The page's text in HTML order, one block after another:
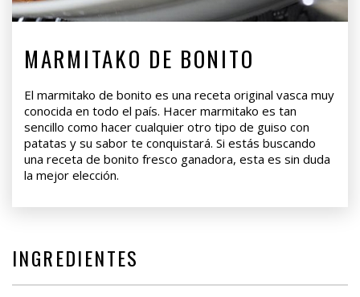
MARMITAKO DE BONITO
El marmitako de bonito es una receta original vasca muy
conocida en todo el país. Hacer marmitako es tan
sencillo como hacer cualquier otro tipo de guiso con
patatas y su sabor te conquistará. Si estás buscando
una receta de bonito fresco ganadora, esta es sin duda
la mejor elección.
INGREDIENTES